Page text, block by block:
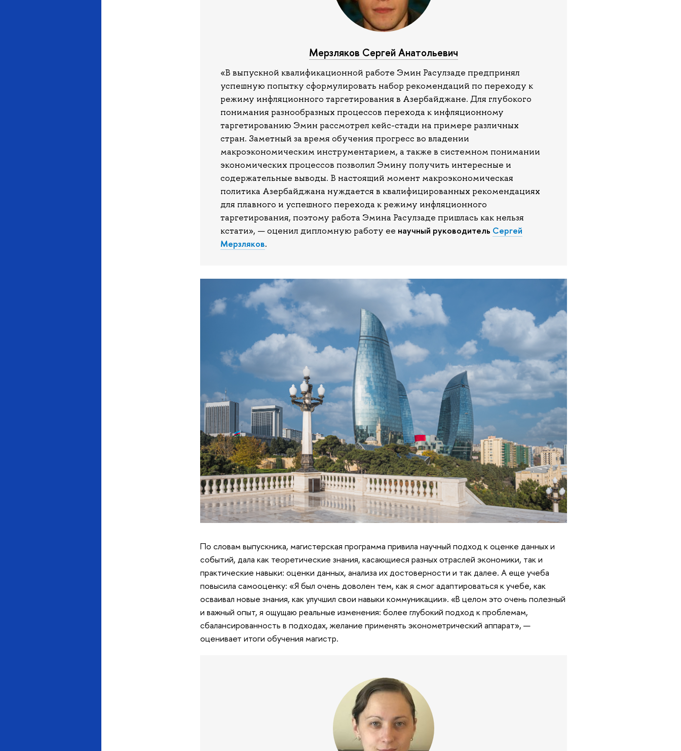
Мерзляков Сергей Анатольевич
«В выпускной квалификационной работе Эмин Расулзаде предпринял
успешную попытку сформулировать набор рекомендаций по переходу к
режиму инфляционного таргетирования в Азербайджане. Для глубокого
понимания разнообразных процессов перехода к инфляционному
таргетированию Эмин рассмотрел кейс-стади на примере различных
стран. Заметный за время обучения прогресс во владении
макроэкономическим инструментарием, а также в системном понимании
экономических процессов позволил Эмину получить интересные и
содержательные выводы. В настоящий момент макроэкономическая
политика Азербайджана нуждается в квалифицированных рекомендациях
для плавного и успешного перехода к режиму инфляционного
таргетирования, поэтому работа Эмина Расулзаде пришлась как нельзя
кстати», — оценил дипломную работу ее научный руководитель Сергей
Мерзляков.
По словам выпускника, магистерская программа привила научный подход к оценке данных и
событий, дала как теоретические знания, касающиеся разных отраслей экономики, так и
практические навыки: оценки данных, анализа их достоверности и так далее. А еще учеба
повысила самооценку: «Я был очень доволен тем, как я смог адаптироваться к учебе, как
осваивал новые знания, как улучшил свои навыки коммуникации». «В целом это очень полезный
и важный опыт, я ощущаю реальные изменения: более глубокий подход к проблемам,
сбалансированность в подходах, желание применять эконометрический аппарат», —
оценивает итоги обучения магистр.